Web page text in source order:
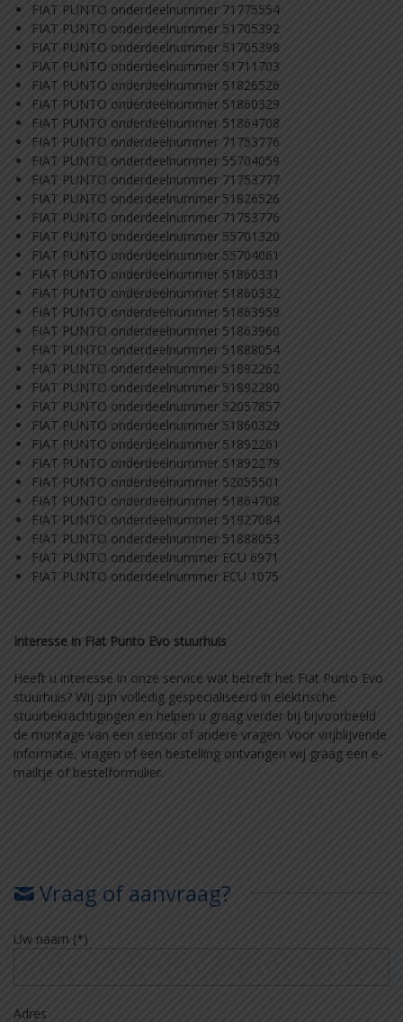
FIAT PUNTO onderdeelnummer 71775554
FIAT PUNTO onderdeelnummer 51705392
FIAT PUNTO onderdeelnummer 51705398
FIAT PUNTO onderdeelnummer 51711703
FIAT PUNTO onderdeelnummer 51826526
FIAT PUNTO onderdeelnummer 51860329
FIAT PUNTO onderdeelnummer 51864708
FIAT PUNTO onderdeelnummer 71753776
FIAT PUNTO onderdeelnummer 55704059
FIAT PUNTO onderdeelnummer 71753777
FIAT PUNTO onderdeelnummer 51826526
FIAT PUNTO onderdeelnummer 71753776
FIAT PUNTO onderdeelnummer 55701320
FIAT PUNTO onderdeelnummer 55704061
FIAT PUNTO onderdeelnummer 51860331
FIAT PUNTO onderdeelnummer 51860332
FIAT PUNTO onderdeelnummer 51863959
FIAT PUNTO onderdeelnummer 51863960
FIAT PUNTO onderdeelnummer 51888054
FIAT PUNTO onderdeelnummer 51892262
FIAT PUNTO onderdeelnummer 51892280
FIAT PUNTO onderdeelnummer 52057857
FIAT PUNTO onderdeelnummer 51860329
FIAT PUNTO onderdeelnummer 51892261
FIAT PUNTO onderdeelnummer 51892279
FIAT PUNTO onderdeelnummer 52055501
FIAT PUNTO onderdeelnummer 51864708
FIAT PUNTO onderdeelnummer 51927084
FIAT PUNTO onderdeelnummer 51888053
FIAT PUNTO onderdeelnummer ECU 6971
FIAT PUNTO onderdeelnummer ECU 1075
Interesse in Fiat Punto Evo stuurhuis
Heeft u interesse in onze service wat betreft het Fiat Punto Evo
stuurhuis? Wij zijn volledig gespecialiseerd in elektrische
stuurbekrachtigingen en helpen u graag verder bij bijvoorbeeld
de montage van een sensor of andere vragen. Voor vrijblijvende
informatie, vragen of een bestelling ontvangen wij graag een e-
mailtje of bestelformulier.
Vraag of aanvraag?
Uw naam (*)
Adres